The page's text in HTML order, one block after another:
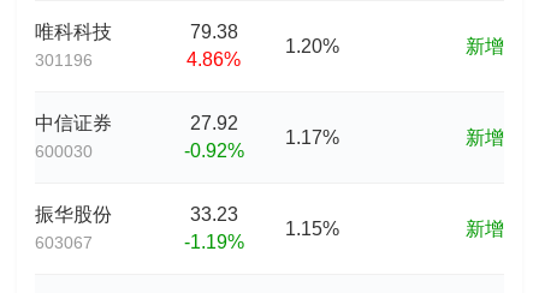
唯科科技
301196
79.38
4.86%
1.20% 新增
中信证券
600030
27.92
-0.92%
1.17% 新增
振华股份
603067
33.23
-1.19%
1.15% 新增